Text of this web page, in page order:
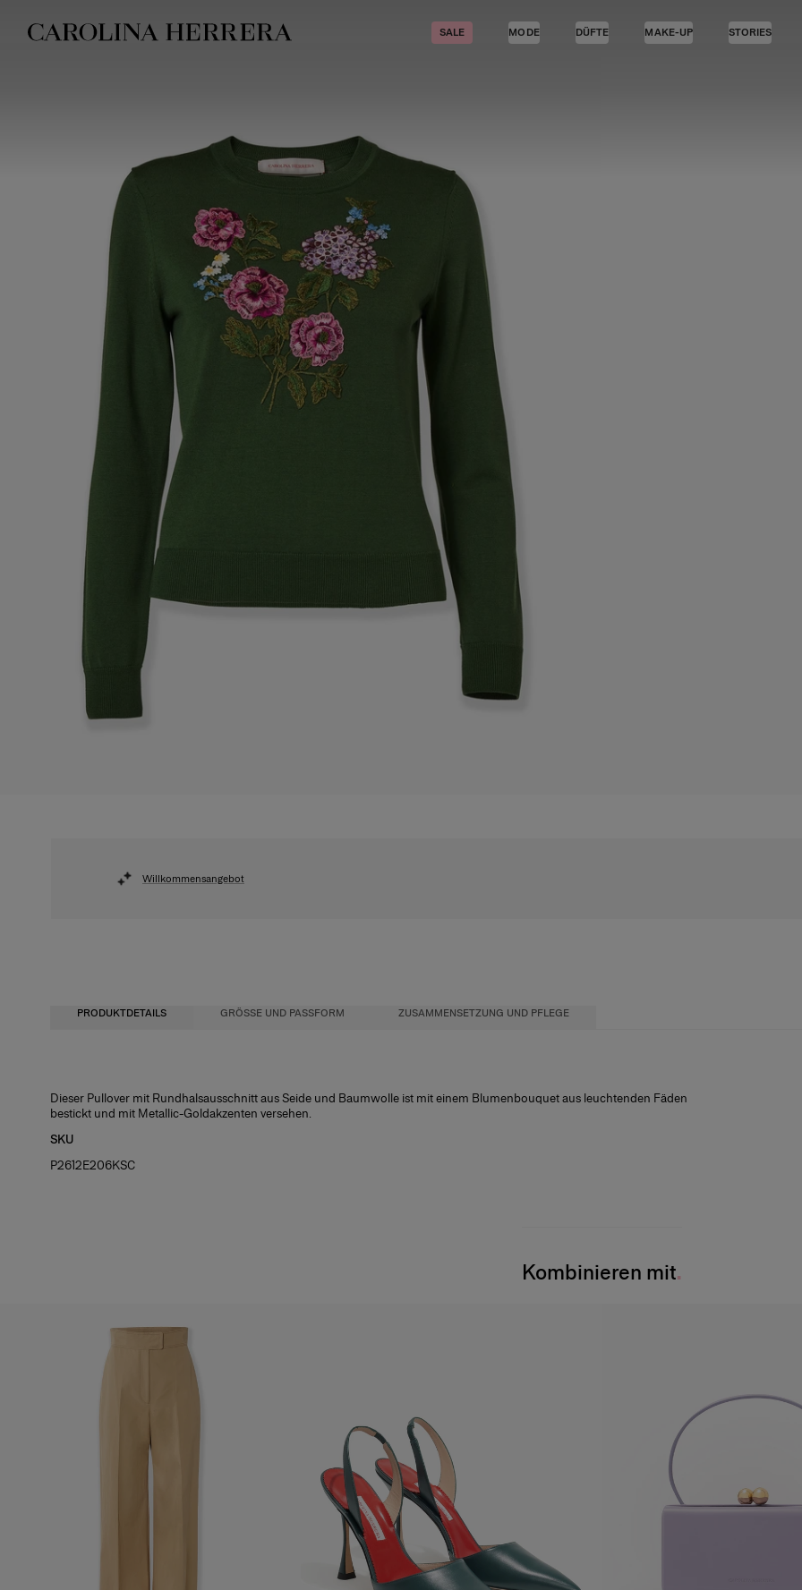
Erklärung zur Barrierefreiheit (Link)
SALE MODE DÜFTE MAKE-UP STORIES
Willkommensangebot
PRODUKTDETAILS GRÖSSE UND PASSFORM ZUSAMMENSETZUNG UND PFLEGE
Dieser Pullover mit Rundhalsausschnitt aus Seide und Baumwolle ist mit einem Blumenbouquet aus leuchtenden Fäden
bestickt und mit Metallic-Goldakzenten versehen.
SKU
P2612E206KSC
Reguläre Passform
55 % Seide, 45 % Baumwolle
Kombinieren mit